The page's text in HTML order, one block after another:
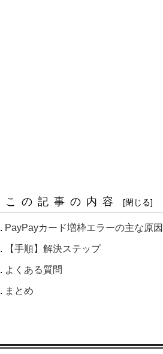
この記事の内容
PayPayカード増枠エラーの主な原因
【手順】解決ステップ
よくある質問
まとめ